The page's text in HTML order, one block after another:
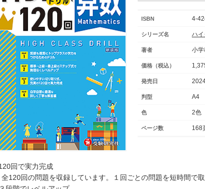
ISBN 4-
シリーズ名 ハ
著者 小
価格（税込）
発売日
判型 A4
色 2色
ページ数 168
回で実力完成
120回の問題を収録しています。１回ごとの問題を短時間で取